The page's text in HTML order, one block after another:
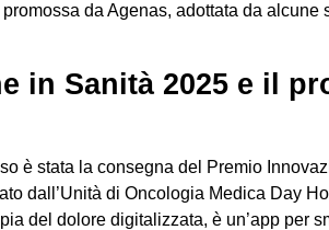
da Agenas, adottata da alcune
in Sanità 2025 e il
è stata la consegna del Premio
dall’Unità di Oncologia Medica Day
del dolore digitalizzata, è un’app per